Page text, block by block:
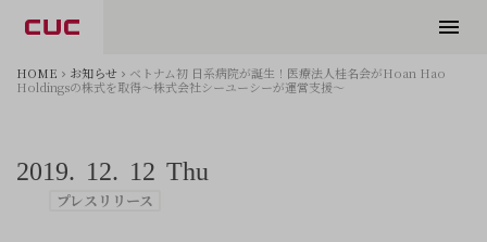
HOME お知らせ
ベトナム初 日系病院が誕生！医療法人桂名会がHoan Hao
Holdingsの株式を取得～株式会社シーユーシーが運営支援～
2019. 12. 12 Thu
プレスリリース